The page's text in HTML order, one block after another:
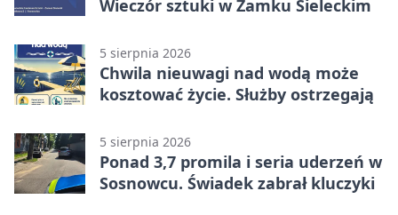
Wieczór sztuki w Zamku Sieleckim
5 sierpnia 2026
Chwila nieuwagi nad wodą może
kosztować życie. Służby ostrzegają
5 sierpnia 2026
Ponad 3,7 promila i seria uderzeń w
Sosnowcu. Świadek zabrał kluczyki